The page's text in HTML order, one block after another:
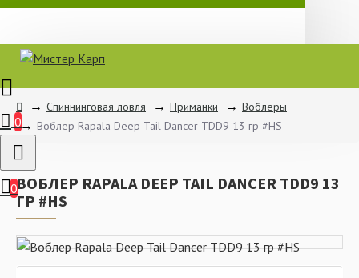
0
0
Спиннинговая ловля Приманки
Воблеры
Воблер Rapala Deep Tail Dancer TDD9 13 гр #HS
ВОБЛЕР RAPALA DEEP TAIL DANCER TDD9 13
ГР #HS